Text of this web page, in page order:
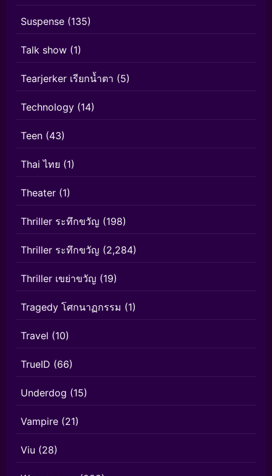
Suspense (135)
Talk show (1)
Tearjerker เรียกน้ำตา (5)
Technology (14)
Teen (43)
Thai ไทย (1)
Theater (1)
Thriller ระทึกขวัญ (198)
Thriller ระทึกขวัญ (2,284)
Thriller เขย่าขวัญ (19)
Tragedy โศกนาฏกรรม (1)
Travel (10)
TrueID (66)
Underdog (15)
Vampire (21)
Viu (28)